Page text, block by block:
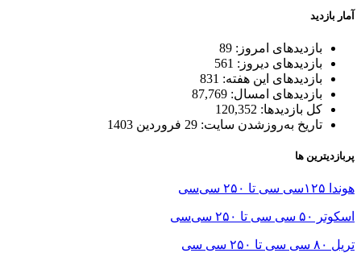
آمار بازدید
بازدیدهای امروز: 89
بازدیدهای دیروز: 561
بازدیدهای این هفته: 831
بازدیدهای امسال: 87,769
کل بازدیدها: 120,352
تاریخ به‌روزشدن سایت: 29 فروردین 1403
پربازدیترین ها
هوندا ۱۲۵سی سی تا ۲۵۰ سی‌سی
اسکوتر ۵۰ سی سی تا ۲۵۰ سی‌سی
تریل ۸۰ سی سی تا ۲۵۰ سی سی